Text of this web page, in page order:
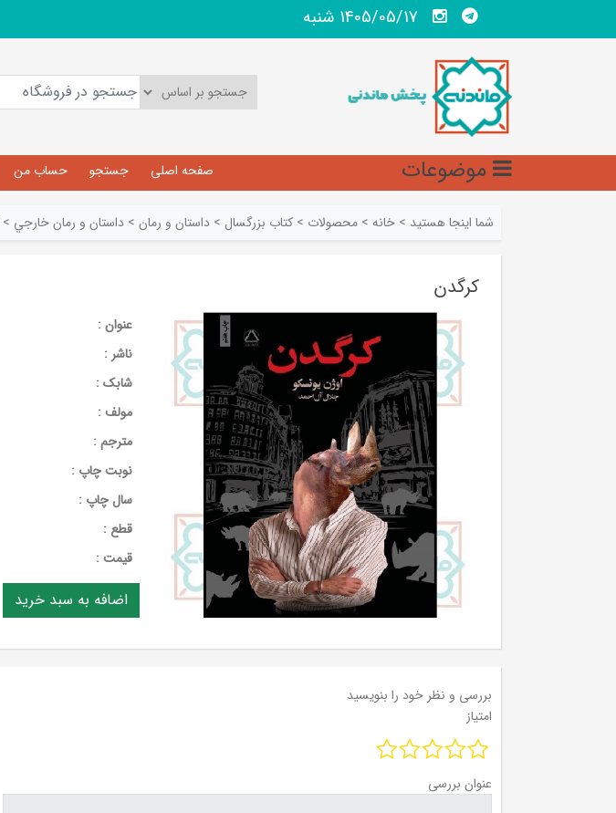
1405/05/17 شنبه
موضوعات صفحه اصلی جستجو حساب من
شما اینجا هستید > خانه > محصولات > کتاب بزرگسال > داستان و رمان > داستان و رمان خارجي >
کرگدن
عنوان :
ناشر :
شابک :
مولف :
مترجم :
نوبت چاپ :
سال چاپ :
قطع :
قيمت :
بررسی و نظر خود را بنویسید
امتیاز
عنوان بررسی